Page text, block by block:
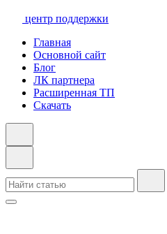
центр поддержки
Главная
Основной сайт
Блог
ЛК партнера
Расширенная ТП
Скачать